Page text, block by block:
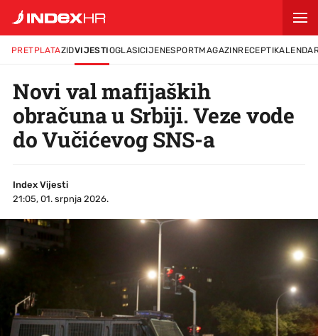
PRETPLATAZIDVIJESTIOGLASICIJENESPORTMAGAZINRECEPTI
Novi val mafijaških
obračuna u Srbiji. Veze vode
do Vučićevog SNS-a
Index Vijesti
21:05, 01. srpnja 2026.